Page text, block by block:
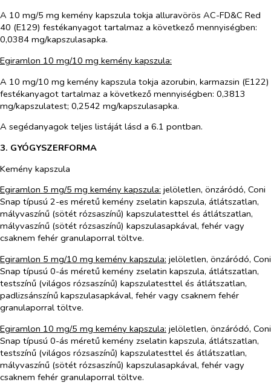
A 10 mg/5 mg kemény kapszula tokja alluravörös AC-FD&C Red
40 (E129) festékanyagot tartalmaz a következő mennyiségben:
0,0384 mg/kapszulasapka.
Egiramlon 10 mg/10 mg kemény kapszula:
A 10 mg/10 mg kemény kapszula tokja azorubin, karmazsin (E122)
festékanyagot tartalmaz a következő mennyiségben: 0,3813
mg/kapszulatest; 0,2542 mg/kapszulasapka.
A segédanyagok teljes listáját lásd a 6.1 pontban.
3. GYÓGYSZERFORMA
Kemény kapszula
Egiramlon 5 mg/5 mg kemény kapszula: jelöletlen, önzáródó, Coni
Snap típusú 2-es méretű kemény zselatin kapszula, átlátszatlan,
mályvaszínű (sötét rózsaszínű) kapszulatesttel és átlátszatlan,
mályvaszínű (sötét rózsaszínű) kapszulasapkával, fehér vagy
csaknem fehér granulaporral töltve.
Egiramlon 5 mg/10 mg kemény kapszula: jelöletlen, önzáródó, Coni
Snap típusú 0-ás méretű kemény zselatin kapszula, átlátszatlan,
testszínű (világos rózsaszínű) kapszulatesttel és átlátszatlan,
padlizsánszínű kapszulasapkával, fehér vagy csaknem fehér
granulaporral töltve.
Egiramlon 10 mg/5 mg kemény kapszula: jelöletlen, önzáródó, Coni
Snap típusú 0-ás méretű kemény zselatin kapszula, átlátszatlan,
testszínű (világos rózsaszínű) kapszulatesttel és átlátszatlan,
mályvaszínű (sötét rózsaszínű) kapszulasapkával, fehér vagy
csaknem fehér granulaporral töltve.